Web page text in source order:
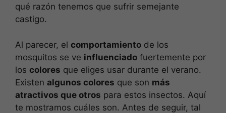
qué razón tenemos que sufrir semejante
castigo.
Al parecer, el comportamiento de los
mosquitos se ve influenciado fuertemente por
los colores que eliges usar durante el verano.
Existen algunos colores que son más
atractivos que otros para estos insectos. Aquí
te mostramos cuáles son. Antes de seguir, tal